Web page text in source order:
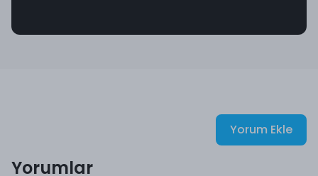
Yorum Ekle
Yorumlar